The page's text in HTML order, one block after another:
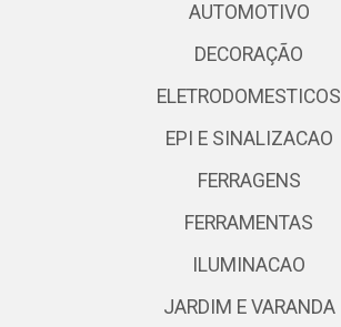
AUTOMOTIVO
DECORAÇÃO
ELETRODOMESTICOS
EPI E SINALIZACAO
FERRAGENS
FERRAMENTAS
ILUMINACAO
JARDIM E VARANDA